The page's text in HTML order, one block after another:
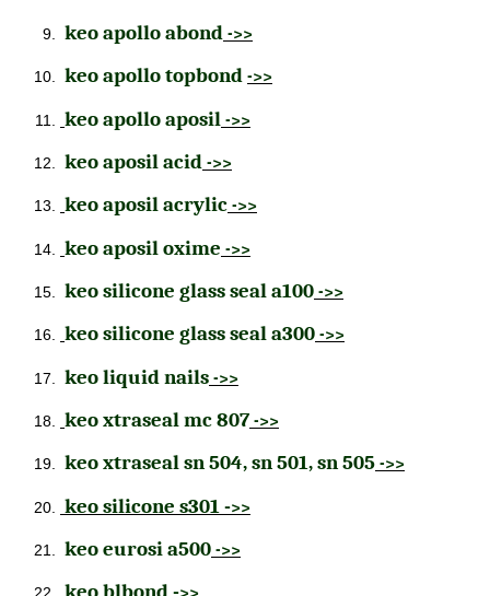
keo apollo abond ->>
keo apollo topbond ->>
keo apollo aposil ->>
keo aposil acid ->>
keo aposil acrylic ->>
keo aposil oxime ->>
keo silicone glass seal a100 ->>
keo silicone glass seal a300 ->>
keo liquid nails ->>
keo xtraseal mc 807 ->>
keo xtraseal sn 504, sn 501, sn 505 ->>
keo silicone s301 ->>
keo eurosi a500 ->>